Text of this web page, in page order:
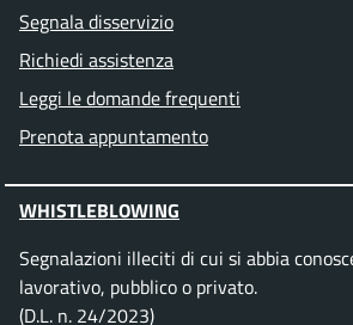
Segnala disservizio
Richiedi assistenza
Leggi le domande frequenti
Prenota appuntamento
WHISTLEBLOWING
Segnalazioni illeciti di cui si abbia
lavorativo, pubblico o privato.
(D.L. n. 24/2023)